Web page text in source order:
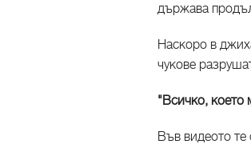
държава
Наскоро в
чукове
"Всичко, което
Във видеото